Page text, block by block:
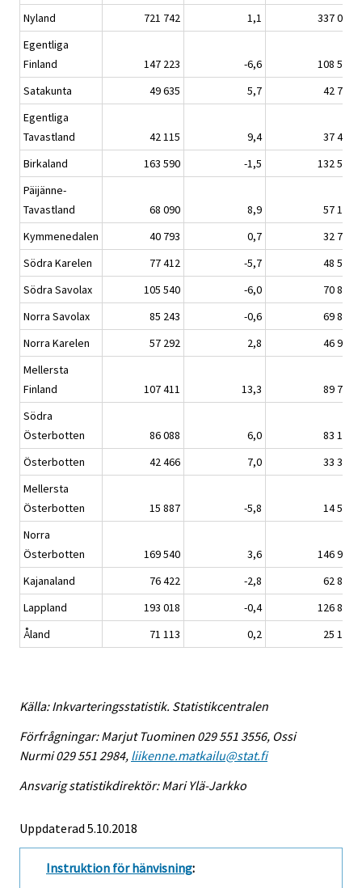
Nyland
721 742 1,1
337 063
Egentliga
Finland
147 223 -6,6
108 598
Satakunta
49 635 5,7
42 769
Egentliga
Tavastland
42 115 9,4
37 418
Birkaland
163 590 -1,5
132 584
Päijänne-
Tavastland
68 090 8,9
57 165
Kymmenedalen
40 793 0,7
32 772
Södra Karelen
77 412 -5,7
48 534
Södra Savolax
105 540 -6,0
70 836
Norra Savolax
85 243 -0,6
69 829
Norra Karelen
57 292 2,8
46 918
Mellersta
Finland
107 411 13,3
89 797
Södra
Österbotten
86 088 6,0
83 117
Österbotten
42 466 7,0
33 303
Mellersta
Österbotten
15 887 -5,8
14 524
Norra
Österbotten
169 540 3,6
146 946
Kajanaland
76 422 -2,8
62 894
Lappland
193 018 -0,4
126 805
Åland
71 113 0,2 25 130
Källa: Inkvarteringsstatistik. Statistikcentralen
Förfrågningar: Marjut Tuominen 029 551 3556, Ossi
Nurmi 029 551 2984, liikenne.matkailu@stat.fi
Ansvarig statistikdirektör: Mari Ylä-Jarkko
Uppdaterad 5.10.2018
Instruktion för hänvisning: